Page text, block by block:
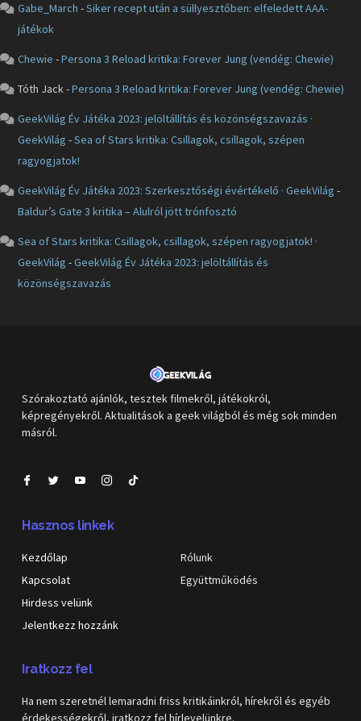
Gabe_March -Siker recept után a süllyesztőben: elfeledett AAA-
játékok
Chewie -Persona 3 Reload kritika: Forever Jung (vendég: Chewie)
Tóth Jack-Persona 3 Reload kritika: Forever Jung (vendég: Chewie)
GeekVilág Év Játéka 2023: jelöltállítás és közönségszavazás ·
GeekVilág -Sea of Stars kritika: Csillagok, csillagok, szépen
ragyogjatok!
GeekVilág Év Játéka 2023: Szerkesztőségi évértékelő · GeekVilág -
Baldur’s Gate 3 kritika – Alulról jött trónfosztó
Sea of Stars kritika: Csillagok, csillagok, szépen ragyogjatok! ·
GeekVilág -GeekVilág Év Játéka 2023: jelöltállítás és
közönségszavazás
Szórakoztató ajánlók, tesztek filmekről, játékokról,
képregényekről. Aktualitások a geek világból és még sok minden
másról.
Hasznos linkek
Kezdőlap
Kapcsolat
Hirdess velünk
Jelentkezz hozzánk
Rólunk
Együttműködés
Iratkozz fel
Ha nem szeretnél lemaradni friss kritikáinkról, hírekről és egyéb
érdekességekről, iratkozz fel hírlevelünkre.